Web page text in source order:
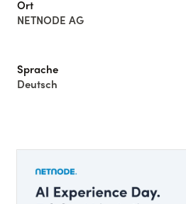
Ort
NETNODE AG
Sprache
Deutsch